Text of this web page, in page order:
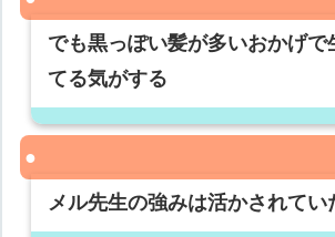
でも黒っぽい髪が多いおかげで
てる気がする
メル先生の強みは活かされてい